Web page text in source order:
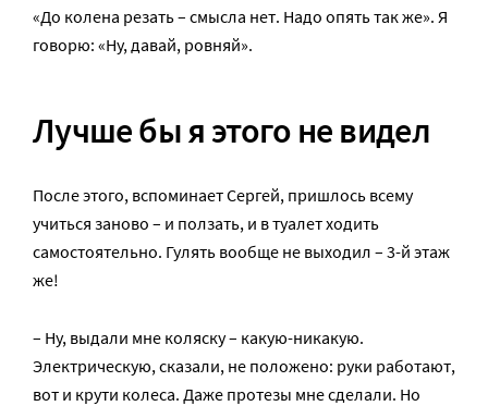
«До колена резать – смысла нет. Надо опять так же». Я
говорю: «Ну, давай, ровняй».
Лучше бы я этого не видел
После этого, вспоминает Сергей, пришлось всему
учиться заново – и ползать, и в туалет ходить
самостоятельно. Гулять вообще не выходил – 3-й этаж
же!
– Ну, выдали мне коляску – какую-никакую.
Электрическую, сказали, не положено: руки работают,
вот и крути колеса. Даже протезы мне сделали. Но